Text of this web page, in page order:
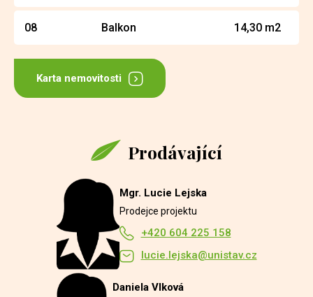
08 Balkon 14,30 m2
Karta nemovitosti
Prodávající
Mgr. Lucie Lejska
Prodejce projektu
+420 604 225 158
lucie.lejska@unistav.cz
Daniela Vlková